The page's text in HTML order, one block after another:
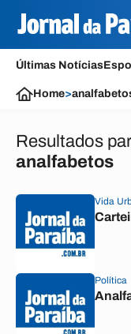
Últimas Notícias
Home>
Resultados
analfabetos
Vida
Política